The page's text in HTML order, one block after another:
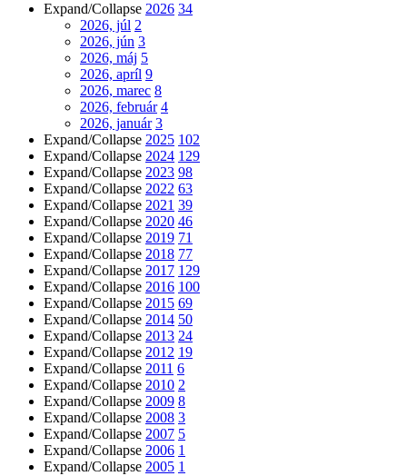
Expand/Collapse 2026 34
2026, júl 2
2026, jún 3
2026, máj 5
2026, apríl 9
2026, marec 8
2026, február 4
2026, január 3
Expand/Collapse 2025 102
Expand/Collapse 2024 129
Expand/Collapse 2023 98
Expand/Collapse 2022 63
Expand/Collapse 2021 39
Expand/Collapse 2020 46
Expand/Collapse 2019 71
Expand/Collapse 2018 77
Expand/Collapse 2017 129
Expand/Collapse 2016 100
Expand/Collapse 2015 69
Expand/Collapse 2014 50
Expand/Collapse 2013 24
Expand/Collapse 2012 19
Expand/Collapse 2011 6
Expand/Collapse 2010 2
Expand/Collapse 2009 8
Expand/Collapse 2008 3
Expand/Collapse 2007 5
Expand/Collapse 2006 1
Expand/Collapse 2005 1